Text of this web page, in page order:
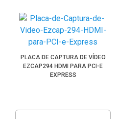
PLACA DE CAPTURA DE VÍDEO
EZCAP294 HDMI PARA PCI-E
EXPRESS